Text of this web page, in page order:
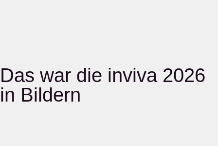
Das war die inviva 2026
in Bildern